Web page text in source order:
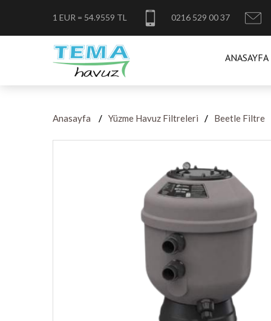
1 EUR = 54.9559 TL 0216 529 00 37
ANASAYFA
Anasayfa Yüzme Havuz Filtreleri Beetle Filtre